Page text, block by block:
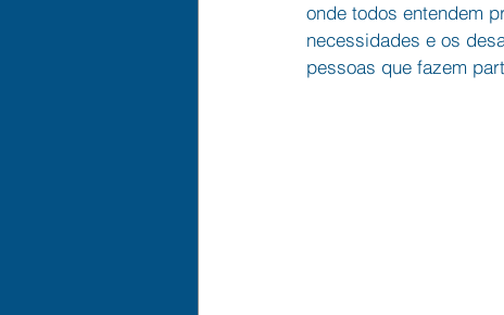
onde todos entendem
necessidades e os
pessoas que fazem